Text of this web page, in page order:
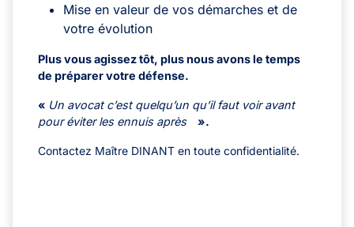
Mise en valeur de vos démarches et de
votre évolution
Plus vous agissez tôt, plus nous avons le temps
de préparer votre défense.
« Un avocat c’est quelqu’un qu’il faut voir avant
pour éviter les ennuis après
».
Contactez Maître DINANT en toute confidentialité.